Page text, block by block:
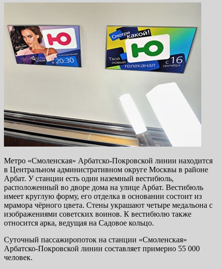
Метро «Смоленская» Арбатско-Покровской линии находится
в Центральном административном округе Москвы в районе
Арбат. У станции есть один наземный вестибюль,
расположенный во дворе дома на улице Арбат. Вестибюль
имеет круглую форму, его отделка в основании состоит из
мрамора чёрного цвета. Стены украшают четыре медальона с
изображениями советских воинов. К вестибюлю также
относится арка, ведущая на Садовое кольцо.
Суточный пассажиропоток на станции «Смоленская»
Арбатско-Покровской линии составляет примерно 55 000
человек.